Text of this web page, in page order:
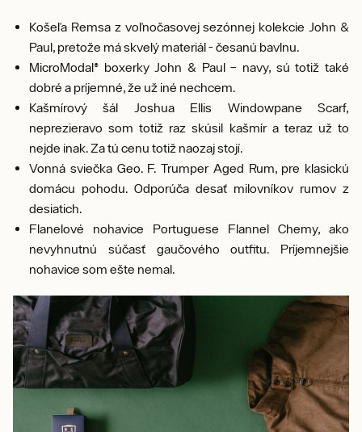
Košeľa Remsa z voľnočasovej sezónnej kolekcie John &
Paul, pretože má skvelý materiál - česanú bavlnu.
MicroModal® boxerky John & Paul – navy, sú totiž také
dobré a príjemné, že už iné nechcem.
Kašmírový šál Joshua Ellis Windowpane Scarf,
neprezieravo som totiž raz skúsil kašmír a teraz už to
nejde inak. Za tú cenu totiž naozaj stojí.
Vonná sviečka Geo. F. Trumper Aged Rum, pre klasickú
domácu pohodu. Odporúča desať milovníkov rumov z
desiatich.
Flanelové nohavice Portuguese Flannel Chemy, ako
nevyhnutnú súčasť gaučového outfitu. Príjemnejšie
nohavice som ešte nemal.